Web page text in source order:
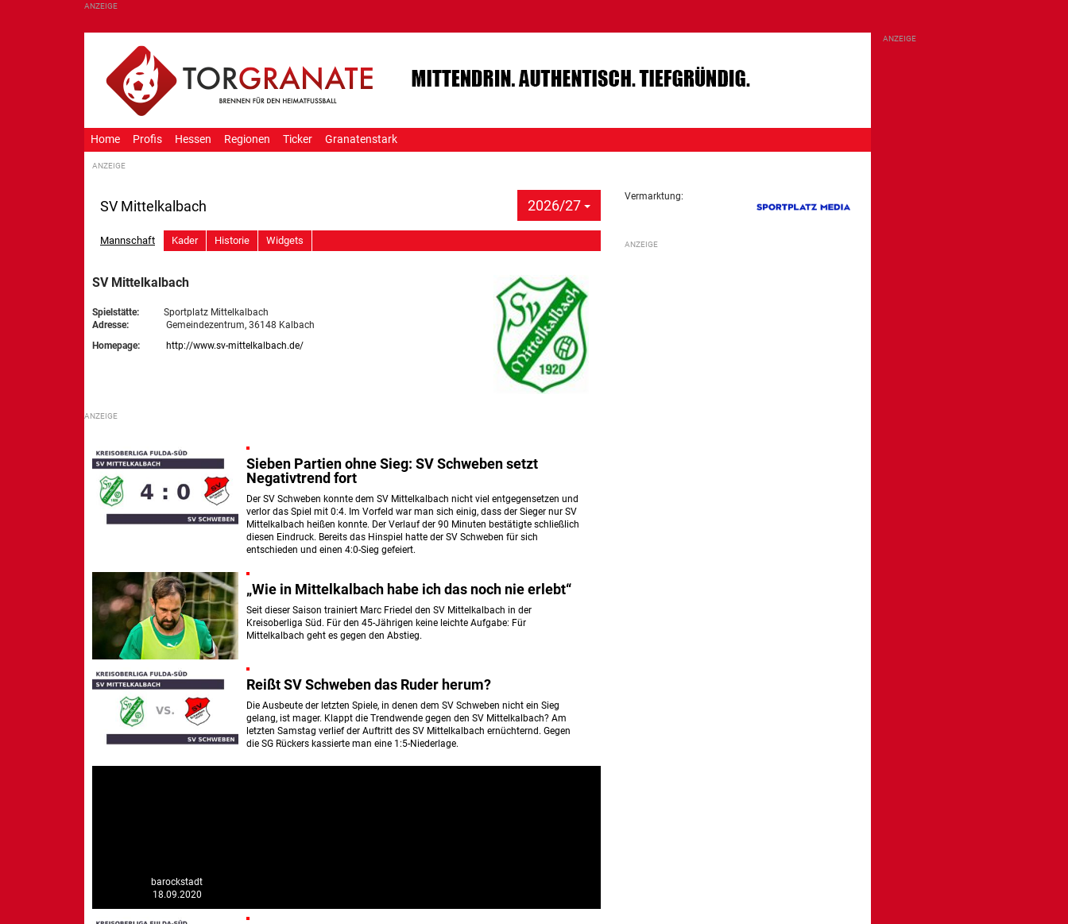
Home Profis Hessen Regionen Ticker Granatenstark
2026/27
SV Mittelkalbach
Mannschaft Kader Historie Widgets
SV Mittelkalbach
Spielstätte:
Sportplatz Mittelkalbach
Adresse:
Gemeindezentrum, 36148 Kalbach
Homepage:
http://www.sv-mittelkalbach.de/
Sieben Partien ohne Sieg: SV Schweben setzt
Negativtrend fort
Der SV Schweben konnte dem SV Mittelkalbach nicht viel entgegensetzen und
verlor das Spiel mit 0:4. Im Vorfeld war man sich einig, dass der Sieger nur SV
Mittelkalbach heißen konnte. Der Verlauf der 90 Minuten bestätigte schließlich
diesen Eindruck. Bereits das Hinspiel hatte der SV Schweben für sich
entschieden und einen 4:0-Sieg gefeiert.
„Wie in Mittelkalbach habe ich das noch nie erlebt“
Seit dieser Saison trainiert Marc Friedel den SV Mittelkalbach in der
Kreisoberliga Süd. Für den 45-Jährigen keine leichte Aufgabe: Für
Mittelkalbach geht es gegen den Abstieg.
Reißt SV Schweben das Ruder herum?
Die Ausbeute der letzten Spiele, in denen dem SV Schweben nicht ein Sieg
gelang, ist mager. Klappt die Trendwende gegen den SV Mittelkalbach? Am
letzten Samstag verlief der Auftritt des SV Mittelkalbach ernüchternd. Gegen
die SG Rückers kassierte man eine 1:5-Niederlage.
barockstadt
18.09.2020
Vermarktung: